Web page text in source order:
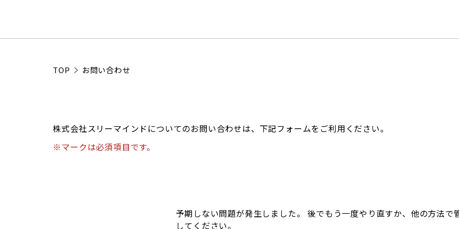
TOP お問い合わせ
株式会社スリーマインドについてのお問い合わせは、下記フォームをご利用ください。
※マークは必須項目です。
予期しない問題が発生しました。 後でもう一度やり直すか、他の方法で
してください。